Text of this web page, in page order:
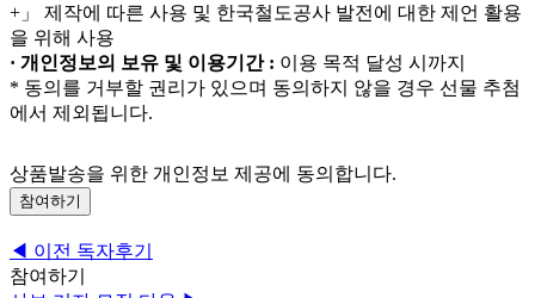
+」 제작에 따른 사용 및 한국철도공사 발전에 대한 제언 활용
을 위해 사용
· 개인정보의 보유 및 이용기간 : 이용 목적 달성 시까지
* 동의를 거부할 권리가 있으며 동의하지 않을 경우 선물 추첨
에서 제외됩니다.
상품발송을 위한 개인정보 제공에 동의합니다.
참여하기
◀ 이전 독자후기
참여하기